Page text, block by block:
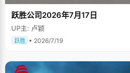
跃胜公司2026年7月17日
UP主: 卢颖
跃胜 • 2026/7/19